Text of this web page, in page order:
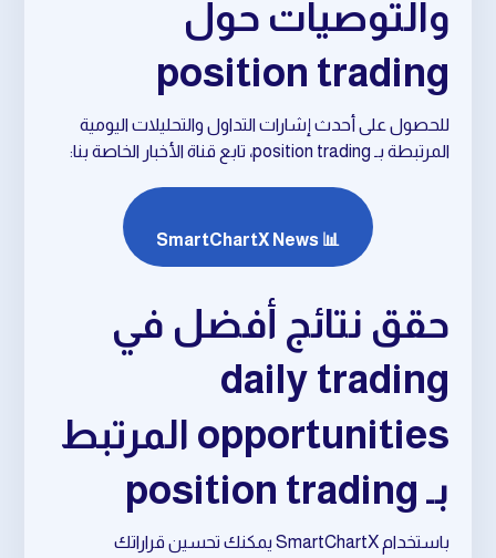
والتوصيات حول
position trading
للحصول على أحدث إشارات التداول والتحليلات اليومية
المرتبطة بـ position trading، تابع قناة الأخبار الخاصة بنا:
📊 SmartChartX News
حقق نتائج أفضل في
daily trading
opportunities المرتبط
بـ position trading
باستخدام SmartChartX يمكنك تحسين قراراتك